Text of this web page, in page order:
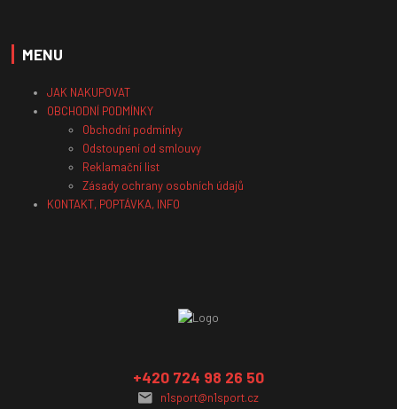
MENU
JAK NAKUPOVAT
OBCHODNÍ PODMÍNKY
Obchodní podmínky
Odstoupení od smlouvy
Reklamační list
Zásady ochrany osobních údajů
KONTAKT, POPTÁVKA, INFO
+420 724 98 26 50
n1sport@n1sport.cz